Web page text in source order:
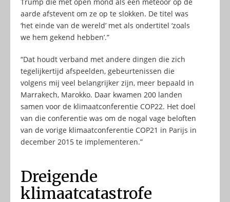
aarde afstevent om ze op te slokken. De titel was
‘het einde van de wereld’ met als ondertitel ‘zoals
we hem gekend hebben’.”
“Dat houdt verband met andere dingen die zich
tegelijkertijd afspeelden, gebeurtenissen die
volgens mij veel belangrijker zijn, meer bepaald in
Marrakech, Marokko. Daar kwamen 200 landen
samen voor de klimaatconferentie COP22. Het doel
van die conferentie was om de nogal vage beloften
van de vorige klimaatconferentie COP21 in Parijs in
december 2015 te implementeren.”
Dreigende
klimaatcatastrofe